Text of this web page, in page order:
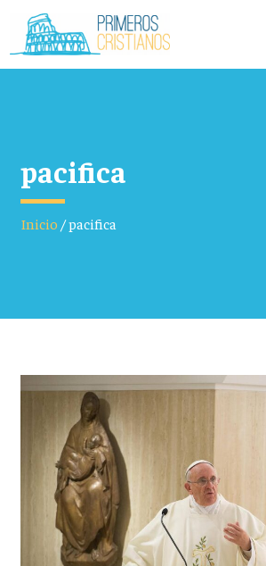
pacifica
Inicio/pacifica